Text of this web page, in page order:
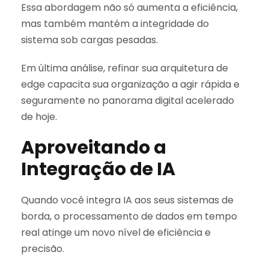
Essa abordagem não só aumenta a eficiência,
mas também mantém a integridade do
sistema sob cargas pesadas.
Em última análise, refinar sua arquitetura de
edge capacita sua organização a agir rápida e
seguramente no panorama digital acelerado
de hoje.
Aproveitando a
Integração de IA
Quando você integra IA aos seus sistemas de
borda, o processamento de dados em tempo
real atinge um novo nível de eficiência e
precisão.